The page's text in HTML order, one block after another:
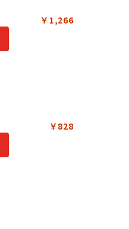
￥1,266
￥828